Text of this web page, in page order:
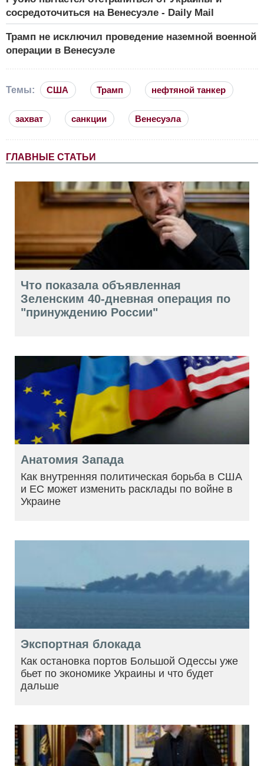
сосредоточиться на Венесуэле - Daily Mail
Трамп не исключил проведение наземной военной
операции в Венесуэле
Темы: США Трамп нефтяной танкер
захват санкции Венесуэла
ГЛАВНЫЕ СТАТЬИ
Что показала объявленная
Зеленским 40-дневная операция по
"принуждению России"
Анатомия Запада
Как внутренняя политическая борьба в США
и ЕС может изменить расклады по войне в
Украине
Экспортная блокада
Как остановка портов Большой Одессы уже
бьет по экономике Украины и что будет
дальше